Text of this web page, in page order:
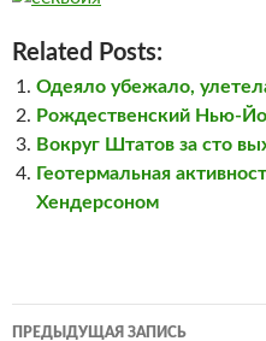
Related Posts:
Одеяло убежало,
Рождественский Нью-
Вокруг Штатов за сто
Геотермальная
Хендерсоном
Навигация
ПРЕДЫДУЩАЯ ЗАПИСЬ